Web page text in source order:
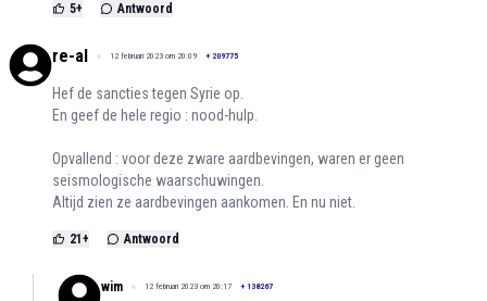
5+ Antwoord
re-al 12 februari 2023 om 20:09 + 209775
Hef de sancties tegen Syrie op.
En geef de hele regio : nood-hulp.
Opvallend : voor deze zware aardbevingen, waren er geen
seismologische waarschuwingen.
Altijd zien ze aardbevingen aankomen. En nu niet.
21 + Antwoord
wim 12 februari 2023 om 20:17 + 138267